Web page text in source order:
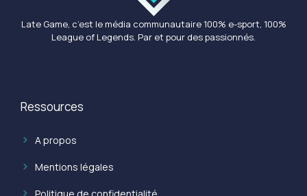
Late Game, c’est le média communautaire 100% e-sport, 100%
League of Legends. Par et pour des passionnés.
Ressources
A propos
Mentions légales
Politique de confidentialité